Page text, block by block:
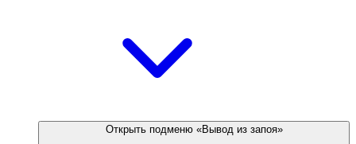
Открыть подменю «Вывод из запоя»